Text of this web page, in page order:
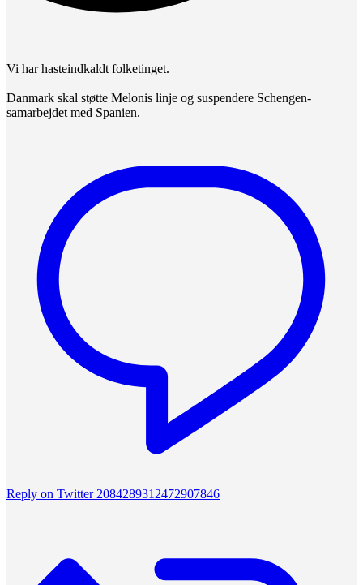
Vi har hasteindkaldt folketinget.
Danmark skal støtte Melonis linje og suspendere Schengen-
samarbejdet med Spanien.
Reply on Twitter 2084289312472907846